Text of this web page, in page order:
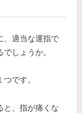
、適当な運指で
しょうか。
です。
と、指が痛くな